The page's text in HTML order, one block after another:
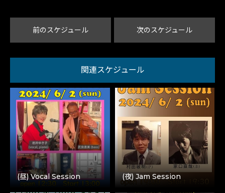
前のスケジュール 次のスケジュール
関連スケジュール
(昼) Vocal Session (夜) Jam Session